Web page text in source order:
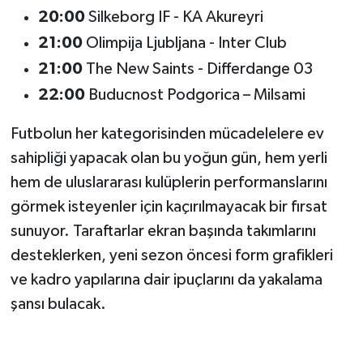
20:00Silkeborg IF - KA Akureyri
21:00Olimpija Ljubljana - Inter Club
21:00The New Saints - Differdange 03
22:00Buducnost Podgorica – Milsami
Futbolun her kategorisinden mücadelelere ev
sahipliği yapacak olan bu yoğun gün, hem yerli
hem de uluslararası kulüplerin performanslarını
görmek isteyenler için kaçırılmayacak bir fırsat
sunuyor. Taraftarlar ekran başında takımlarını
desteklerken, yeni sezon öncesi form grafikleri
ve kadro yapılarına dair ipuçlarını da yakalama
şansı bulacak.